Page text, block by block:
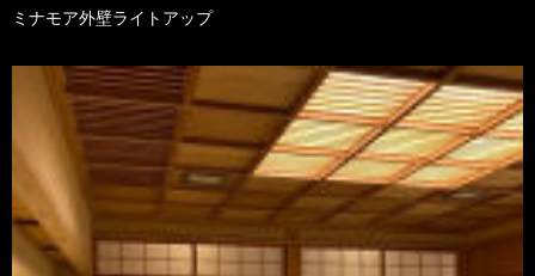
ミナモア外壁ライトアップ